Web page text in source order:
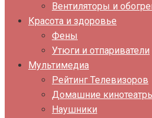
Вентиляторы и
Красота и здоровье
Фены
Утюги и отпариватели
Мультимедиа
Рейтинг Телевизоров
Домашние
Наушники